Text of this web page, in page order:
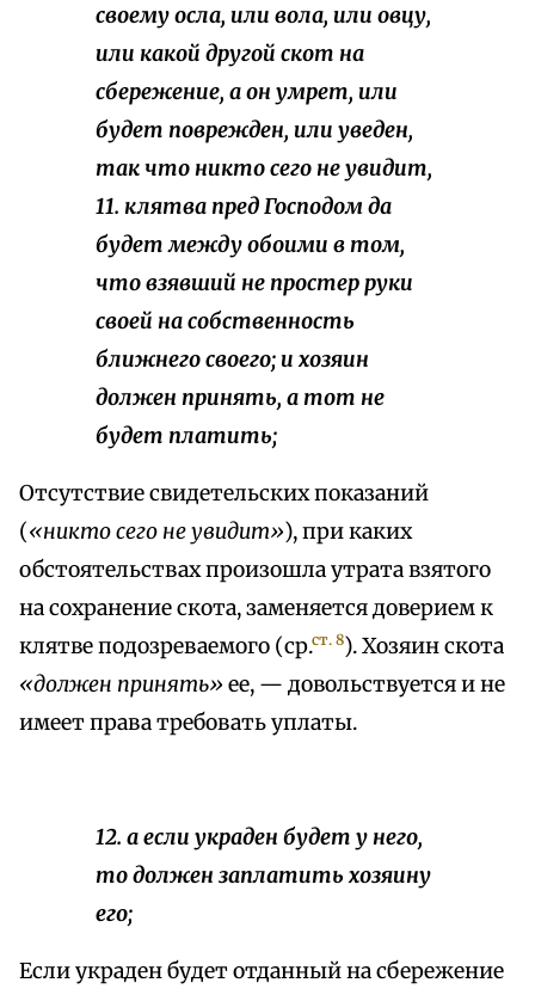
своему осла, или вола, или овцу,
или какой другой скот на
сбережение, а он умрет, или
будет поврежден, или уведен,
так что никто сего не увидит,
11. клятва пред Господом да
будет между обоими в том,
чтовзявший не простер руки
своей на собственность
ближнего своего; и хозяин
должен принять, атот не
будет платить;
Отсутствие свидетельских показаний
(«никто сего не увидит»), при каких
обстоятельствах произошла утрата взятого
на сохранение скота, заменяется доверием к
клятве подозреваемого (ср.ст. 8). Хозяин скота
«должен принять» ее, — довольствуется и не
имеет права требовать уплаты.
12. а если украден будет у него,
то должен заплатить хозяину
его;
Если украден будет отданный на сбережение